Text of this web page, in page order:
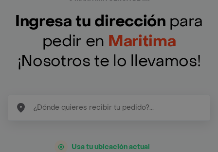
Ingresa tu dirección para
pedir en Maritima
¡Nosotros te lo llevamos!
Usa tu ubicación actual